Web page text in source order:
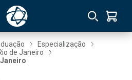
Especialização
de Janeiro